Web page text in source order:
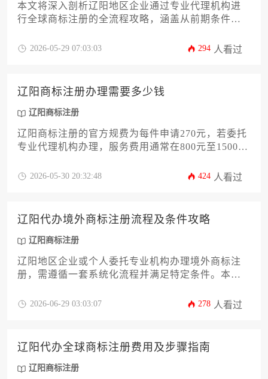
本文将深入剖析辽阳地区企业通过专业代理机构进
行全球商标注册的全流程攻略，涵盖从前期条件评
供一站式、可操作的国际化品牌保护方案。
2026-05-29 07:03:03 294 人看过
辽阳商标注册办理需要多少钱
辽阳商标注册
辽阳商标注册的官方规费为每件申请270元，若委托
专业代理机构办理，服务费用通常在800元至1500元
复杂度以及是否遭遇审查意见或异议等后续程序。
2026-05-30 20:32:48 424 人看过
辽阳代办境外商标注册流程及条件攻略
辽阳商标注册
辽阳地区企业或个人委托专业机构办理境外商标注
册，需遵循一套系统化流程并满足特定条件。本攻
提交审查、维护管理等全环节实操要点，助力辽阳
2026-06-29 03:03:07 278 人看过
辽阳代办全球商标注册费用及步骤指南
辽阳商标注册